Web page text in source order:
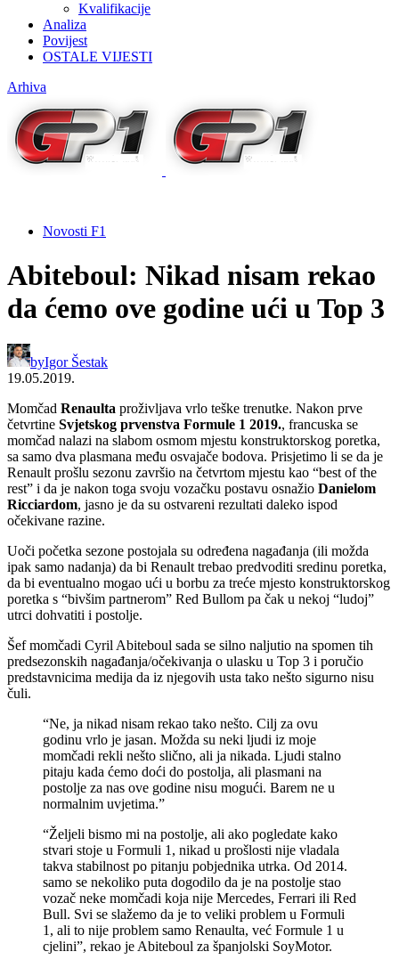
Kvalifikacije
Analiza
Povijest
OSTALE VIJESTI
Arhiva
Novosti F1
Abiteboul: Nikad nisam rekao
da ćemo ove godine ući u Top 3
byIgor Šestak
19.05.2019.
Momčad Renaulta proživljava vrlo teške trenutke. Nakon prve
četvrtine Svjetskog prvenstva Formule 1 2019., francuska se
momčad nalazi na slabom osmom mjestu konstruktorskog poretka,
sa samo dva plasmana među osvajače bodova. Prisjetimo li se da je
Renault prošlu sezonu završio na četvrtom mjestu kao “best of the
rest” i da je nakon toga svoju vozačku postavu osnažio Danielom
Ricciardom, jasno je da su ostvareni rezultati daleko ispod
očekivane razine.
Uoči početka sezone postojala su određena nagađanja (ili možda
ipak samo nadanja) da bi Renault trebao predvoditi sredinu poretka,
da bi eventualno mogao ući u borbu za treće mjesto konstruktorskog
poretka s “bivšim partnerom” Red Bullom pa čak u nekoj “ludoj”
utrci dohvatiti i postolje.
Šef momčadi Cyril Abiteboul sada se silno naljutio na spomen tih
predsezonskih nagađanja/očekivanja o ulasku u Top 3 i poručio
predstavnicima medija da iz njegovih usta tako nešto sigurno nisu
čuli.
“Ne, ja nikad nisam rekao tako nešto. Cilj za ovu
godinu vrlo je jasan. Možda su neki ljudi iz moje
momčadi rekli nešto slično, ali ja nikada. Ljudi stalno
pitaju kada ćemo doći do postolja, ali plasmani na
postolje za nas ove godine nisu mogući. Barem ne u
normalnim uvjetima.”
“Željeli bismo mi na postolje, ali ako pogledate kako
stvari stoje u Formuli 1, nikad u prošlosti nije vladala
takva stabilnost po pitanju pobjednika utrka. Od 2014.
samo se nekoliko puta dogodilo da je na postolje stao
vozač neke momčadi koja nije Mercedes, Ferrari ili Red
Bull. Svi se slažemo da je to veliki problem u Formuli
1, ali to nije problem samo Renaulta, već Formule 1 u
cjelini”, rekao je Abiteboul za španjolski SoyMotor.